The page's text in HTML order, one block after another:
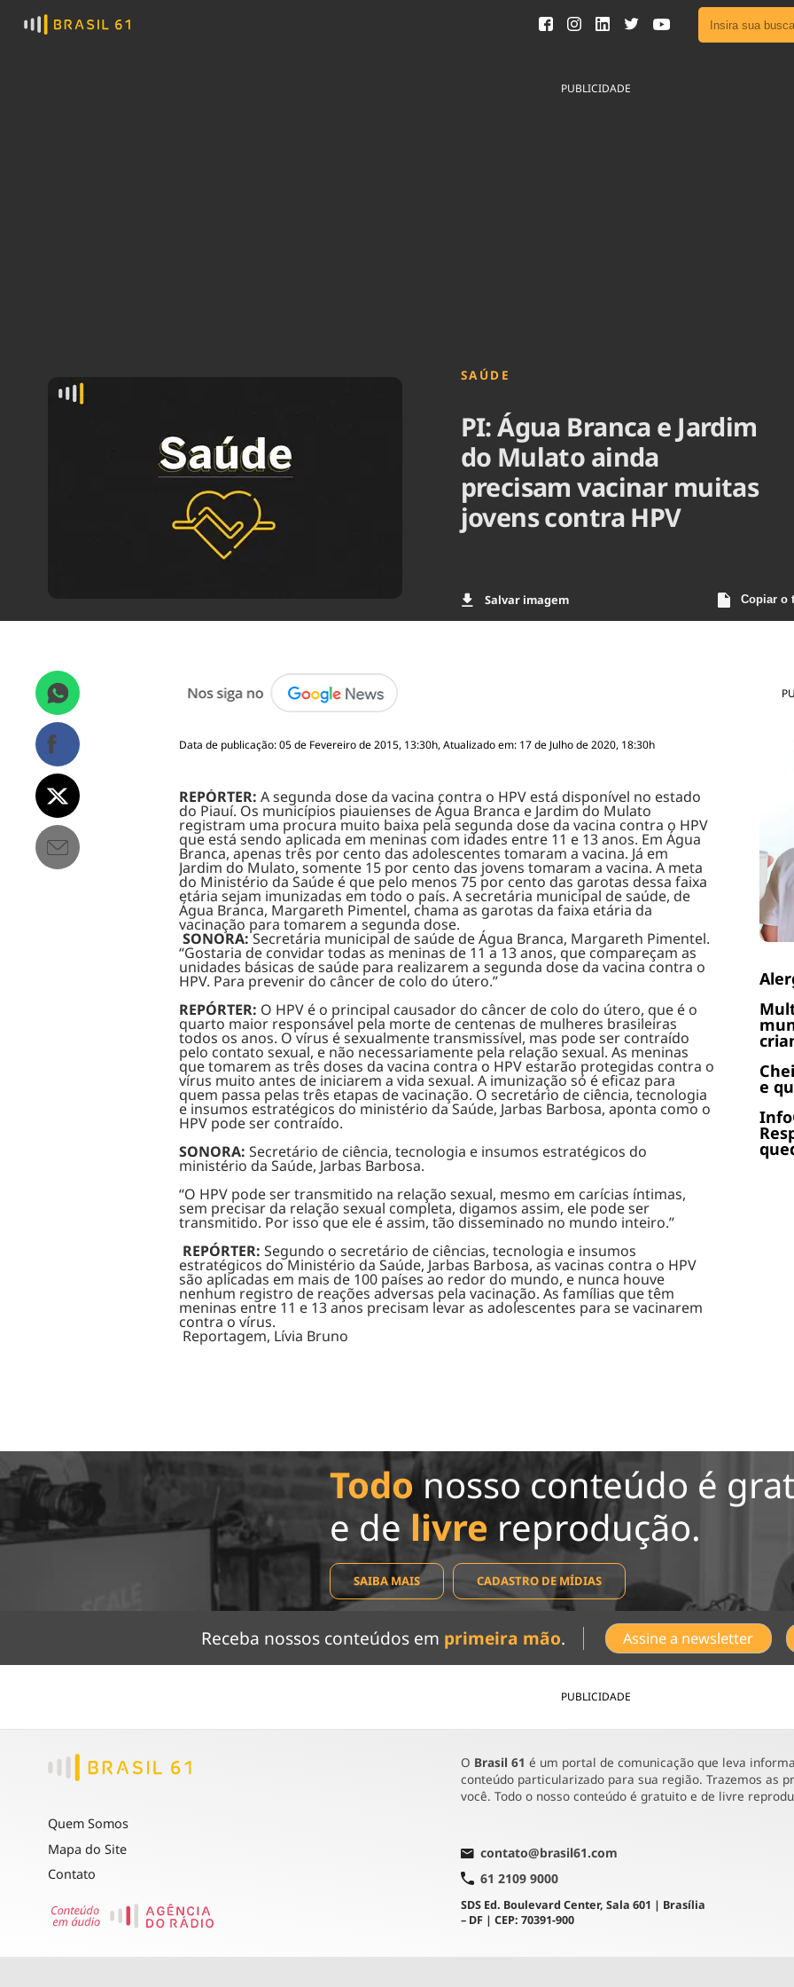
Ver
Brasil
Cinema
PUBLICIDADE
SAÚDE
PI: Água Branca e Jardim
do Mulato ainda
precisam vacinar muitas
jovens contra HPV
Salvar imagem Copiar o
e
Data de publicação: 05 de Fevereiro de 2015, 13:30h, Atualizado em: 17 de Julho de 2020, 18:30h
REPÓRTER: A segunda dose da vacina contra o HPV está disponível no estado
do Piauí. Os municípios piauienses de Água Branca e Jardim do Mulato
registram uma procura muito baixa pela segunda dose da vacina contra o HPV
que está sendo aplicada em meninas com idades entre 11 e 13 anos. Em Água
Branca, apenas três por cento das adolescentes tomaram a vacina. Já em
Jardim do Mulato, somente 15 por cento das jovens tomaram a vacina. A meta
do Ministério da Saúde é que pelo menos 75 por cento das garotas dessa faixa
etária sejam imunizadas em todo o país. A secretária municipal de saúde, de
Água Branca, Margareth Pimentel, chama as garotas da faixa etária da
vacinação para tomarem a segunda dose.
SONORA:Secretária municipal de saúde de Água Branca, Margareth Pimentel.
“Gostaria de convidar todas as meninas de 11 a 13 anos, que compareçam as
unidades básicas de saúde para realizarem a segunda dose da vacina contra o
HPV. Para prevenir do câncer de colo do útero.”
REPÓRTER: O HPV é o principal causador do câncer de colo do útero, que é o
quarto maior responsável pela morte de centenas de mulheres brasileiras
todos os anos. O vírus é sexualmente transmissível, mas pode ser contraído
pelo contato sexual, e não necessariamente pela relação sexual. As meninas
que tomarem as três doses da vacina contra o HPV estarão protegidas contra o
vírus muito antes de iniciarem a vida sexual. A imunização só é eficaz para
quem passa pelas três etapas de vacinação. O secretário de ciência, tecnologia
e insumos estratégicos do ministério da Saúde, Jarbas Barbosa, aponta como o
HPV pode ser contraído.
SONORA: Secretário de ciência, tecnologia e insumos estratégicos do
ministério da Saúde, Jarbas Barbosa.
“O HPV pode ser transmitido na relação sexual, mesmo em carícias íntimas,
sem precisar da relação sexual completa, digamos assim, ele pode ser
transmitido. Por isso que ele é assim, tão disseminado no mundo inteiro.”
REPÓRTER: Segundo o secretário de ciências, tecnologia e insumos
estratégicos do Ministério da Saúde, Jarbas Barbosa, as vacinas contra o HPV
são aplicadas em mais de 100 países ao redor do mundo, e nunca houve
nenhum registro de reações adversas pela vacinação. As famílias que têm
meninas entre 11 e 13 anos precisam levar as adolescentes para se vacinarem
contra o vírus.
Reportagem, Lívia Bruno
Todonosso conteúdo é
e de livre reprodução.
SAIBA MAIS CADASTRO DE MÍDIAS
Receba nossos conteúdos em primeira mão. Assine a newsletter
PUBLICIDADE
Quem Somos
Mapa do Site
Contato
O Brasil 61 é um portal de comunicação que leva
conteúdo particularizado para sua região. Trazemos as
você. Todo o nosso conteúdo é gratuito e de livre
contato@brasil61.com
61 2109 9000
SDS Ed. Boulevard Center, Sala 601 | Brasília
– DF | CEP: 70391-900